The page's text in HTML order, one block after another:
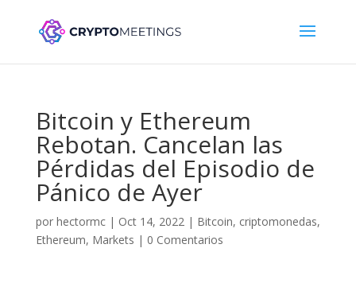
Bitcoin y Ethereum
Rebotan. Cancelan las
Pérdidas del Episodio de
Pánico de Ayer
por hectormc| Oct 14, 2022| Bitcoin, criptomonedas,
Ethereum, Markets | 0 Comentarios